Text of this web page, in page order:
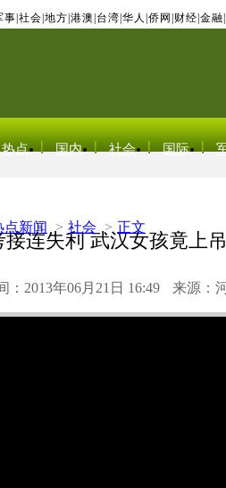
事 社会 地方 港澳 台湾 华人 侨网 财经 金融
热点 国内 社会 国际
点新闻 > 社会 > 正文
接连失利 武汉女孩竟上
：2013年06月21日 16:49 来源：